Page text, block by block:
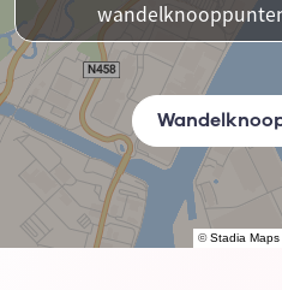
©Stadia Maps